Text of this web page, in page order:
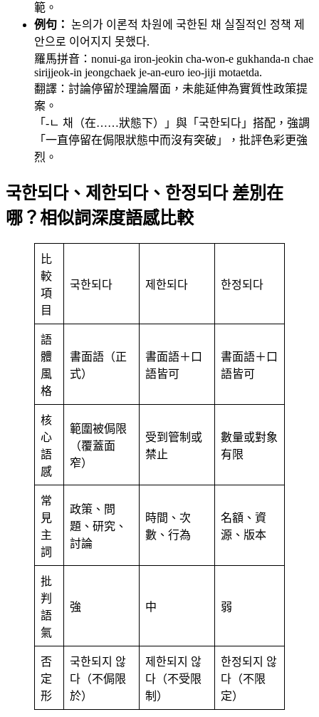
範。
例句： 논의가 이론적 차원에 국한된 채 실질적인 정책 제
안으로 이어지지 못했다.
羅馬拼音：nonui-ga iron-jeokin cha-won-e gukhanda-n chae
sirijjeok-in jeongchaek je-an-euro ieo-jiji motaetda.
翻譯：討論停留於理論層面，未能延伸為實質性政策提
案。
「-ㄴ 채（在……狀態下）」與「국한되다」搭配，強調
「一直停留在侷限狀態中而沒有突破」，批評色彩更強
烈。
국한되다、제한되다、한정되다 差別在
哪？相似詞深度語感比較
比
較
項
目
국한되다 제한되다 한정되다
語
體
風
格
書面語（正
式）
書面語＋口
語皆可
書面語＋口
語皆可
核
心
語
感
範圍被侷限
（覆蓋面
窄）
受到管制或
禁止
數量或對象
有限
常
見
主
詞
政策、問
題、研究、
討論
時間、次
數、行為
名額、資
源、版本
批
判
語
氣
強 中 弱
否
定
形
국한되지 않
다（不侷限
於）
제한되지 않
다（不受限
制）
한정되지 않
다（不限
定）